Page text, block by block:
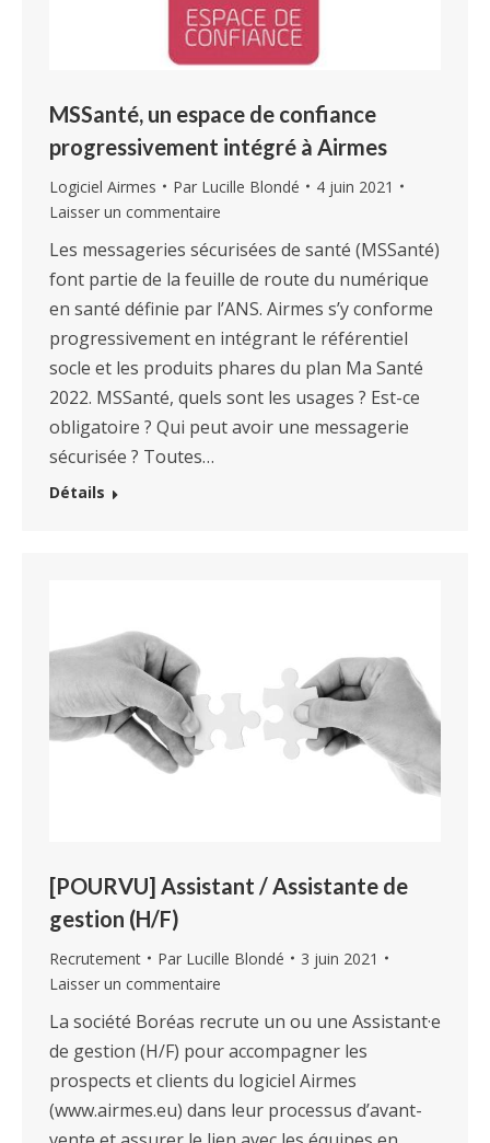
MSSanté, un espace de confiance
progressivement intégré à Airmes
Logiciel Airmes Par Lucille Blondé
4 juin 2021
Laisser un commentaire
Les messageries sécurisées de santé (MSSanté)
font partie de la feuille de route du numérique
en santé définie par l’ANS. Airmes s’y conforme
progressivement en intégrant le référentiel
socle et les produits phares du plan Ma Santé
2022. MSSanté, quels sont les usages ? Est-ce
obligatoire ? Qui peut avoir une messagerie
sécurisée ? Toutes…
Détails
[POURVU] Assistant / Assistante de
gestion (H/F)
Recrutement Par Lucille Blondé
3 juin 2021
Laisser un commentaire
La société Boréas recrute un ou une Assistant·e
de gestion (H/F) pour accompagner les
prospects et clients du logiciel Airmes
(www.airmes.eu) dans leur processus d’avant-